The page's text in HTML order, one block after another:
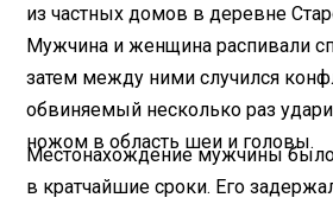
из частных домов в деревне
Мужчина и женщина распивали
затем между ними случился
обвиняемый несколько раз
ножом в область шеи и головы.
Местонахождение мужчины было
в кратчайшие сроки. Его